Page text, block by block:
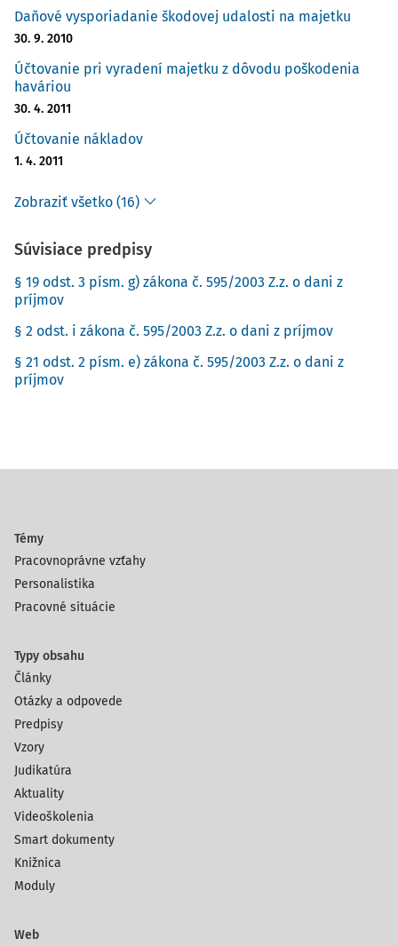
Daňové vysporiadanie škodovej udalosti na majetku
30. 9. 2010
Účtovanie pri vyradení majetku z dôvodu poškodenia
haváriou
30. 4. 2011
Účtovanie nákladov
1. 4. 2011
Zobraziť všetko (16)
Súvisiace predpisy
§ 19 odst. 3 písm. g) zákona č. 595/2003 Z.z. o dani z
príjmov
§ 2 odst. i zákona č. 595/2003 Z.z. o dani z príjmov
§ 21 odst. 2 písm. e) zákona č. 595/2003 Z.z. o dani z
príjmov
Témy
Pracovnoprávne vzťahy
Personalistika
Pracovné situácie
Typy obsahu
Články
Otázky a odpovede
Predpisy
Vzory
Judikatúra
Aktuality
Videoškolenia
Smart dokumenty
Knižnica
Moduly
Web